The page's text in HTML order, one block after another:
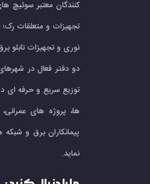
کنندگان معتبر سوئیچ
تجهیزات و متعلقات
نوری و تجهیزات تابلو
دو دفتر فعال در
توزیع سریع و حرفه ای
ها، پروژه های
پیمانکاران برق و شبکه
نماید.